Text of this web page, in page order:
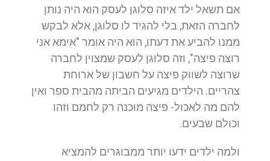
אם תשאל ילד איזה סלוגן לעסק הוא היה נותן
לחברה הזאת, בלי להגיד לו סלוגן, אלא לבקש
ממנו להביע את דעתו, הוא היה אומר "אימא אני
רוצה פיצה", וזה סלוגן לעסק שמצוין לחברה
שרוצה לשווק פיצה על חשבון של ארוחת
צהריים. הילדים מגיעים הביתה מהבית ספר ואין
להם מה לאכול- פיצה מוכנה רק לחמם וזהו
וכולם שבעים.
ולמה ילדים ידעו יותר ממבוגרים להמציא